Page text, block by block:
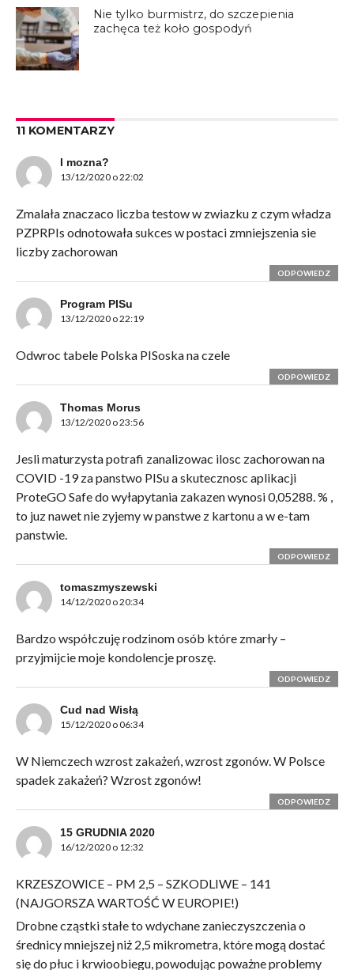
Nie tylko burmistrz, do szczepienia
zachęca też koło gospodyń
11 KOMENTARZY
I mozna?
13/12/2020 o 22:02
Zmalała znaczaco liczba testow w zwiazku z czym władza
PZPRPIs odnotowała sukces w postaci zmniejszenia sie
liczby zachorowan
ODPOWIEDZ
Program PISu
13/12/2020 o 22:19
Odwroc tabele Polska PISoska na czele
ODPOWIEDZ
Thomas Morus
13/12/2020 o 23:56
Jesli maturzysta potrafi zanalizowac ilosc zachorowan na
COVID -19 za panstwo PISu a skutecznosc aplikacji
ProteGO Safe do wyłapytania zakazen wynosi 0,05288. % ,
to juz nawet nie zyjemy w panstwe z kartonu a w e-tam
panstwie.
ODPOWIEDZ
tomaszmyszewski
14/12/2020 o 20:34
Bardzo współczuję rodzinom osób które zmarły –
przyjmijcie moje kondolencje proszę.
ODPOWIEDZ
Cud nad Wisłą
15/12/2020 o 06:34
W Niemczech wzrost zakażeń, wzrost zgonów. W Polsce
spadek zakażeń? Wzrost zgonów!
ODPOWIEDZ
15 GRUDNIA 2020
16/12/2020 o 12:32
KRZESZOWICE – PM 2,5 – SZKODLIWE – 141
(NAJGORSZA WARTOŚĆ W EUROPIE!)
Drobne cząstki stałe to wdychane zanieczyszczenia o
średnicy mniejszej niż 2,5 mikrometra, które mogą dostać
się do płuc i krwioobiegu, powodując poważne problemy